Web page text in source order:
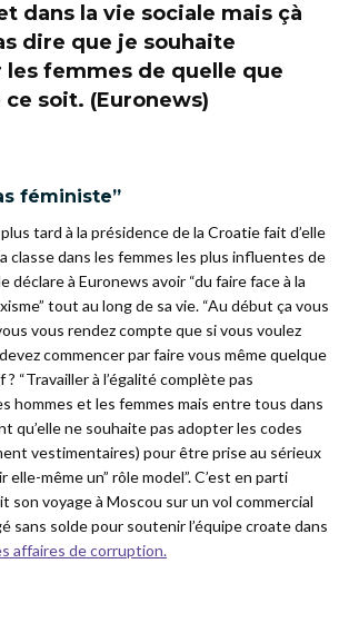
dans la vie sociale mais çà
dire que je souhaite
les femmes de quelle que
soit. (Euronews)
féministe”
tard à la présidence de la Croatie fait d’elle
classe dans les femmes les plus influentes de
déclare à Euronews avoir “du faire face à la
tout au long de sa vie. “Au début ça vous
vous rendez compte que si vous voulez
commencer par faire vous même quelque
? “Travailler à l’égalité complète pas
hommes et les femmes mais entre tous dans
qu’elle ne souhaite pas adopter les codes
vestimentaires) pour être prise au sérieux
elle-même un” rôle model”. C’est en parti
son voyage à Moscou sur un vol commercial
sans solde pour soutenir l’équipe croate dans
affaires de corruption.